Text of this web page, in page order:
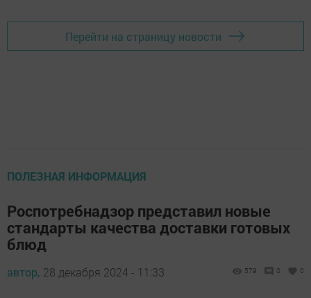
Перейти на страницу новости
ПОЛЕЗНАЯ ИНФОРМАЦИЯ
Роспотребнадзор представил новые
стандарты качества доставки готовых
блюд
автор, 28 декабря 2024 - 11:33 579 0 0